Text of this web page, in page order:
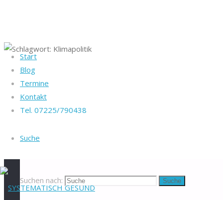
Start
Blog
Termine
Kontakt
Tel. 07225/790438
Suche
Suchen nach: Suche
Beiträge
Datenschutzerklärung